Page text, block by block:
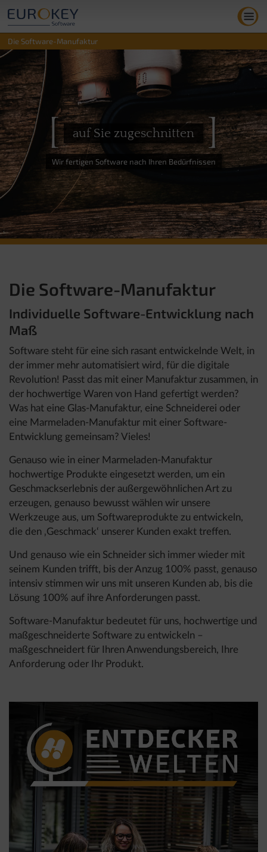
Inhalt
springen
Die Software-Manufaktur
[ auf Sie zugeschnitten ]
Wir fertigen Software nach Ihren Bedürfnissen
Die Software-Manufaktur
Individuelle Software-Entwicklung nach
Maß
Software steht für eine sich rasant entwickelnde Welt, in
der immer mehr automatisiert wird, für die digitale
Revolution! Passt das mit einer Manufaktur zusammen, in
der hochwertige Waren von Hand gefertigt werden?
Was hat eine Glas-Manufaktur, eine Schneiderei oder
eine Marmeladen-Manufaktur mit einer Software-
Entwicklung gemeinsam? Vieles!
Genauso wie in einer Marmeladen-Manufaktur
hochwertige Produkte eingesetzt werden, um ein
Geschmackserlebnis der außergewöhnlichen Art zu
erzeugen, genauso bewusst wählen wir unsere
Werkzeuge aus, um Softwareprodukte zu entwickeln,
die den ‚Geschmack‘ unserer Kunden exakt treffen.
Und genauso wie ein Schneider sich immer wieder mit
seinem Kunden trifft, bis der Anzug 100% passt, genauso
intensiv stimmen wir uns mit unseren Kunden ab, bis die
Lösung 100% auf ihre Anforderungen passt.
Software-Manufaktur bedeutet für uns, hochwertige und
maßgeschneiderte Software zu entwickeln –
maßgeschneidert für Ihren Anwendungsbereich, Ihre
Anforderung oder Ihr Produkt.